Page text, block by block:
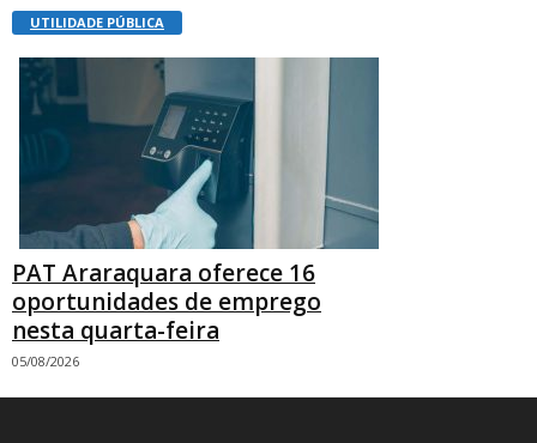
UTILIDADE PÚBLICA
PAT Araraquara oferece 16
oportunidades de emprego
nesta quarta-feira
05/08/2026